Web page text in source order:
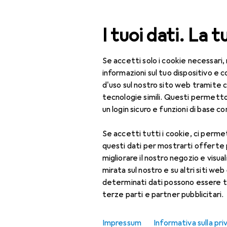
I tuoi dati. La
Se accetti solo i cookie necessari,
informazioni sul tuo dispositivo e
d'uso sul nostro sito web tramite
tecnologie simili. Questi
un login sicuro e funzioni di base
Se accetti tutti i cookie, ci
questi dati per mostrarti offerte
migliorare il nostro negozio e
mirata sul nostro e su altri siti
determinati dati possono essere
terze parti e partner pubblicitari.
Impressum Informativa sulla
Cerca